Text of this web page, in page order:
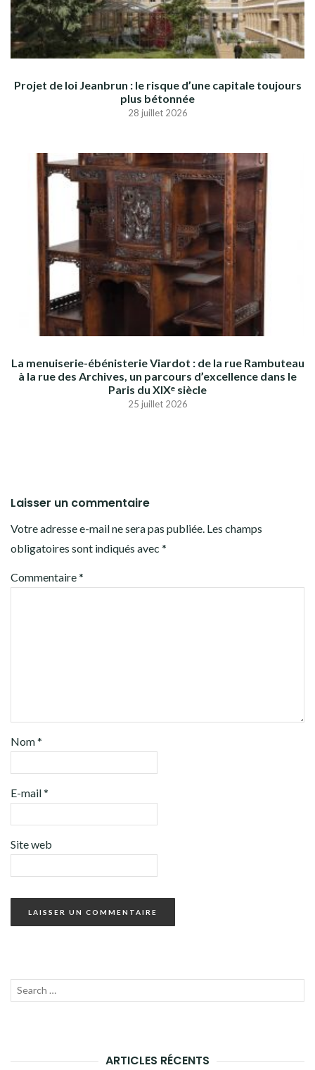
Projet de loi Jeanbrun : le risque d’une capitale toujours
plus bétonnée
28 juillet 2026
La menuiserie-ébénisterie Viardot : de la rue Rambuteau
à la rue des Archives, un parcours d’excellence dans le
Paris du XIXᵉ siècle
25 juillet 2026
Laisser un commentaire
Votre adresse e-mail ne sera pas publiée. Les champs
obligatoires sont indiqués avec *
Commentaire*
Nom*
E-mail*
Site web
Recherche
ARTICLES RÉCENTS